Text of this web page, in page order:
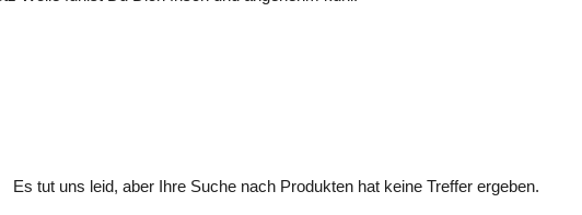
e
Es tut uns leid, aber Ihre Suche nach Produkten hat keine Treffer ergeben.